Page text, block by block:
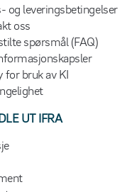
og leveringsbetingelser
oss
spørsmål (FAQ)
for bruk av KI
UT IFRA